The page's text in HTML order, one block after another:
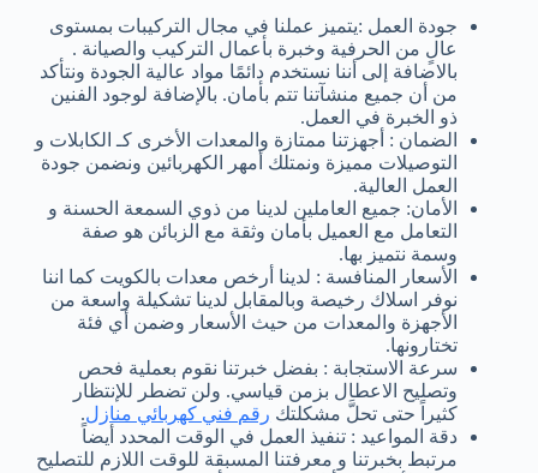
جودة العمل :يتميز عملنا في مجال التركيبات بمستوى
عالٍ من الحرفية وخبرة بأعمال التركيب والصيانة .
بالاضافة إلى أننا نستخدم دائمًا مواد عالية الجودة ونتأكد
من أن جميع منشآتنا تتم بأمان. بالإضافة لوجود الفنين
ذو الخبرة في العمل.
الضمان : أجهزتنا ممتازة والمعدات الأخرى كـ الكابلات و
التوصيلات مميزة ونمتلك أمهر الكهربائين ونضمن جودة
العمل العالية.
الأمان: جميع العاملين لدينا من ذوي السمعة الحسنة و
التعامل مع العميل بأمان وثقة مع الزبائن هو صفة
وسمة نتميز بها.
الأسعار المنافسة : لدينا أرخص معدات بالكويت كما اننا
نوفر اسلاك رخيصة وبالمقابل لدينا تشكيلة واسعة من
الأجهزة والمعدات من حيث الأسعار وضمن أي فئة
تختارونها.
سرعة الاستجابة : بفضل خبرتنا نقوم بعملية فحص
وتصليح الاعطال بزمن قياسي. ولن تضطر للإنتظار
كثيراً حتى تحلَّ مشكلتك رقم فني كهربائي منازل.
دقة المواعيد : تنفيذ العمل في الوقت المحدد أيضاً
مرتبط بخبرتنا و معرفتنا المسبقة للوقت اللازم للتصليح